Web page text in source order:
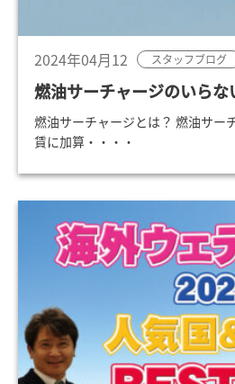
2024年04月12 スタッフブログ
燃油サーチャージのいらな
燃油サーチャージとは？ 燃油サー
賃に加算・・・・